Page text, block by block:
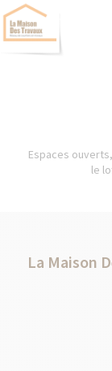
Espaces
le
La Maison